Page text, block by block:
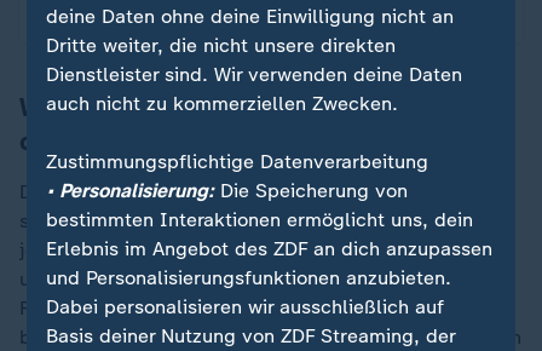
Was ist dran an Erzählungen, dass E10
den Motor kaputtmacht?
Die Mythen um den Kraftstoff E10 halten sich seit
seiner Einführung im Jahr 2011 hartnäckig. Sie sind
jedoch größtenteils unbegründet. Studien von ADAC
und TÜV zeigen, dass E10 für die große Mehrheit der
Fahrzeuge sicher ist - und Vorteile in der CO2-Bilanz
bietet. Über 90 Prozent der benzinbetriebenen Autos in
deine Daten ohne deine Einwilligung nicht an
Dritte weiter, die nicht unsere direkten
Dienstleister sind. Wir verwenden deine Daten
auch nicht zu kommerziellen Zwecken.
Zustimmungspflichtige Datenverarbeitung
• Personalisierung:Die Speicherung von
bestimmten Interaktionen ermöglicht uns, dein
Erlebnis im Angebot des ZDF an dich anzupassen
und Personalisierungsfunktionen anzubieten.
Dabei personalisieren wir ausschließlich auf
Basis deiner Nutzung von ZDF Streaming, der